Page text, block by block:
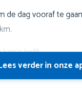
de dag vooraf te
kopje koffi
verder in onze